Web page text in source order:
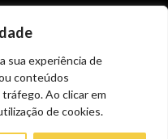
sua experiência de
conteúdos
Ao clicar em
de cookies.